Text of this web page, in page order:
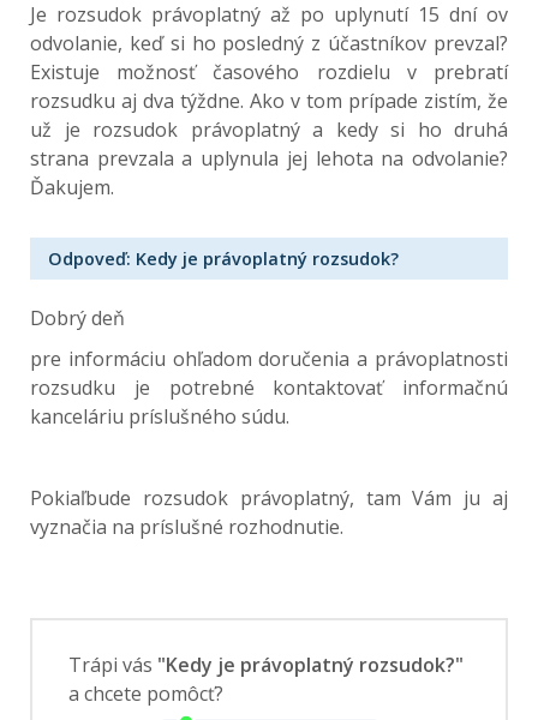
Je rozsudok právoplatný až po uplynutí 15 dní ov
odvolanie, keď si ho posledný z účastníkov prevzal?
Existuje možnosť časového rozdielu v prebratí
rozsudku aj dva týždne. Ako v tom prípade zistím, že
už je rozsudok právoplatný a kedy si ho druhá
strana prevzala a uplynula jej lehota na odvolanie?
Ďakujem.
Odpoveď: Kedy je právoplatný rozsudok?
Dobrý deň
pre informáciu ohľadom doručenia a právoplatnosti
rozsudku je potrebné kontaktovať informačnú
kanceláriu príslušného súdu.
Pokiaľbude rozsudok právoplatný, tam Vám ju aj
vyznačia na príslušné rozhodnutie.
Trápi vás "Kedy je právoplatný rozsudok?"
a chcete pomôcť?